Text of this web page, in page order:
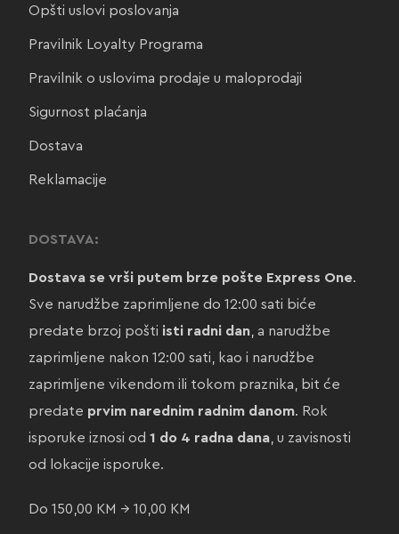
Opšti uslovi poslovanja
Pravilnik Loyalty Programa
Pravilnik o uslovima prodaje u maloprodaji
Sigurnost plaćanja
Dostava
Reklamacije
DOSTAVA:
Dostava se vrši putem brze pošte Express One.
Sve narudžbe zaprimljene do 12:00 sati biće
predate brzoj pošti isti radni dan, a narudžbe
zaprimljene nakon 12:00 sati, kao i narudžbe
zaprimljene vikendom ili tokom praznika, bit će
predate prvim narednim radnim danom. Rok
isporuke iznosi od 1 do 4 radna dana, u zavisnosti
od lokacije isporuke.
Do 150,00 KM → 10,00 KM